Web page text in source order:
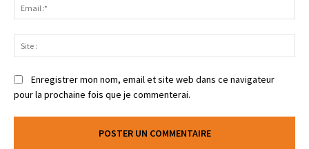
Enregistrer mon nom, email et site web dans ce navigateur
pour la prochaine fois que je commenterai.